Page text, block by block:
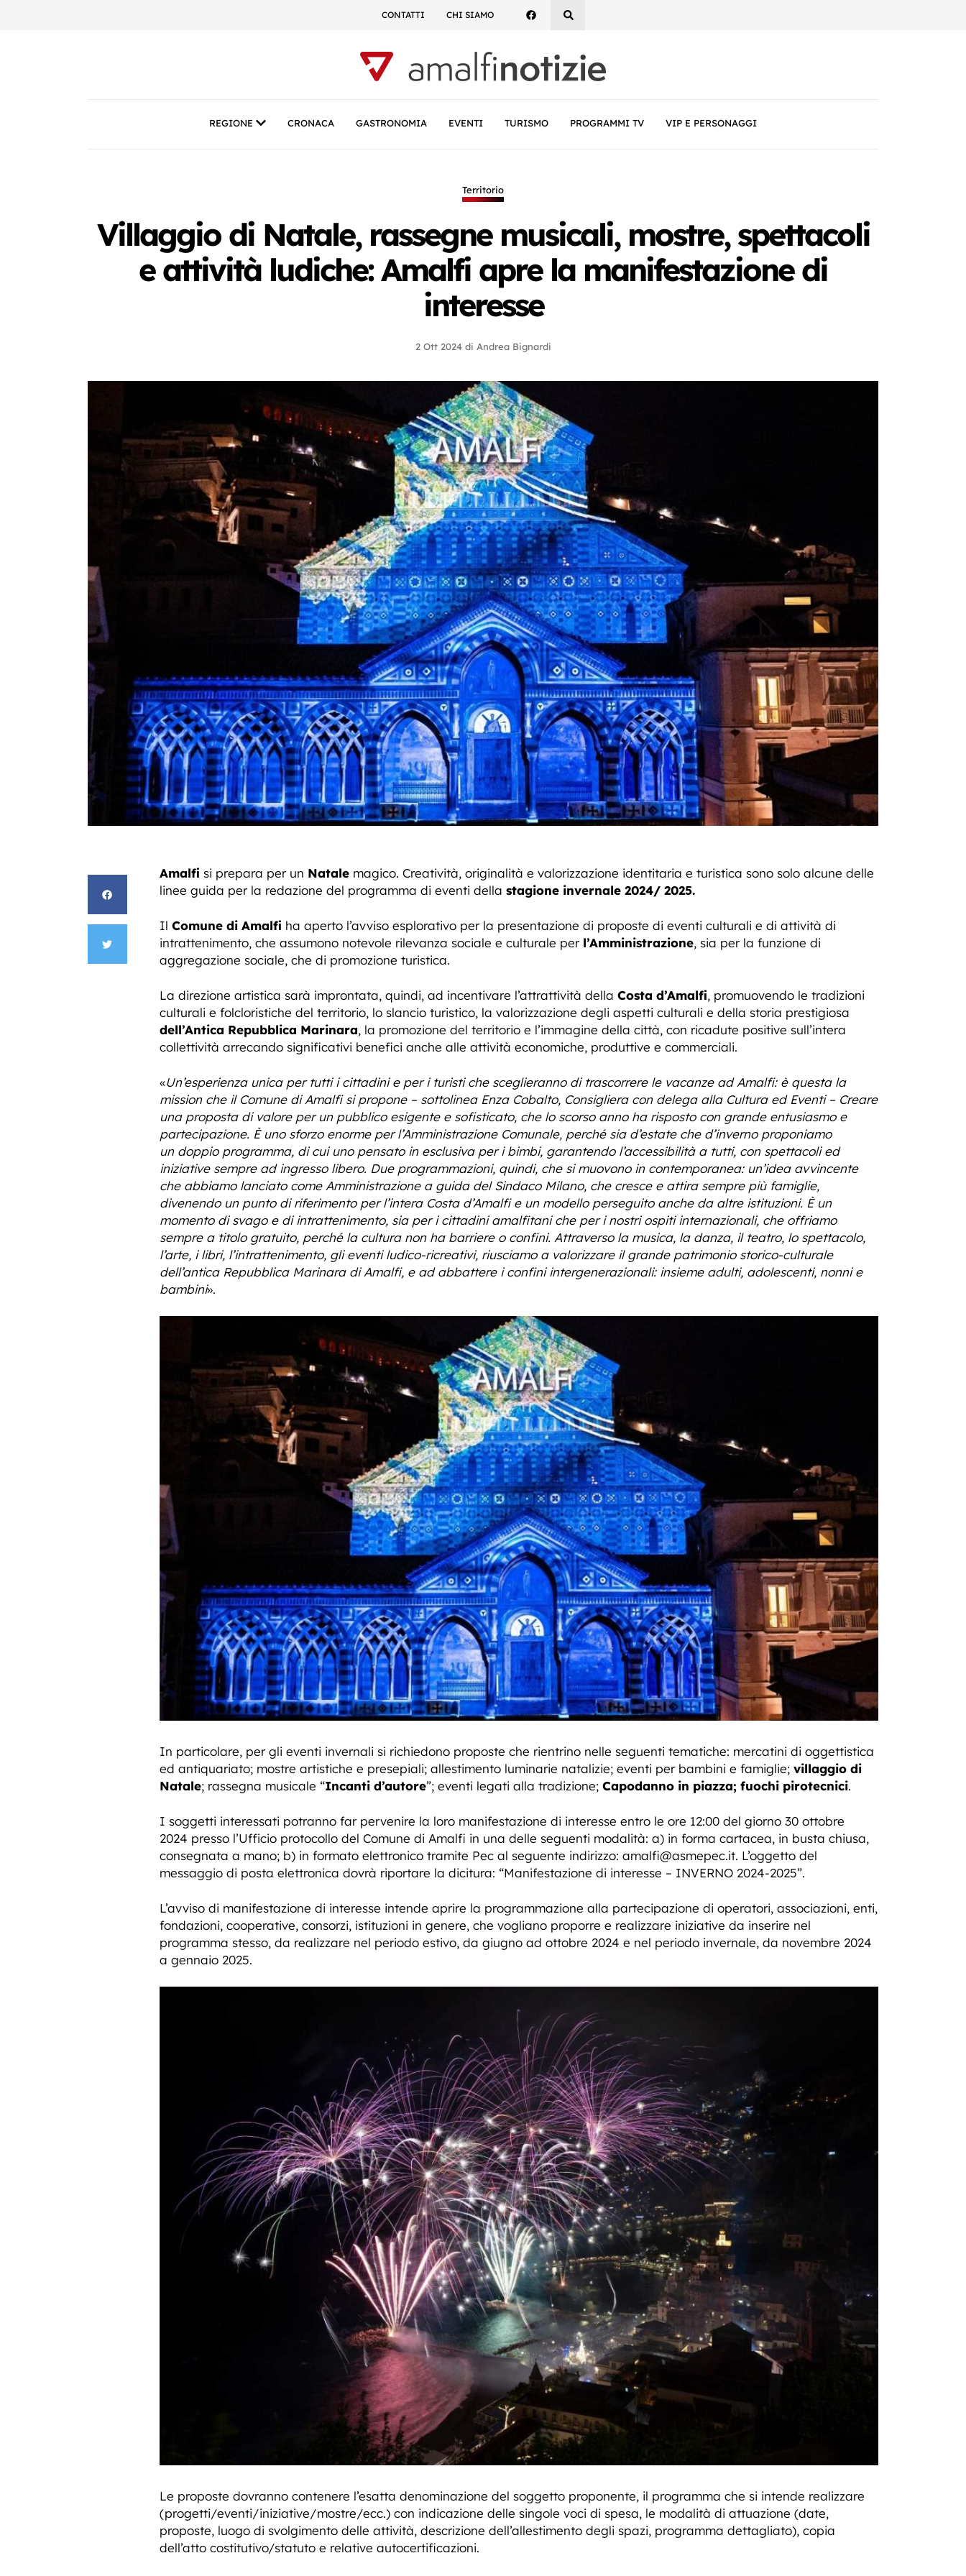
CONTATTI CHI SIAMO
REGIONE CRONACA GASTRONOMIA EVENTI TURISMO PROGRAMMI TV VIP E PERSONAGGI
Territorio
Villaggio di Natale, rassegne musicali, mostre, spettacoli
e attività ludiche: Amalfi apre la manifestazione di
interesse
2 Ott 2024 di Andrea Bignardi
Amalfi si prepara per un Natale magico. Creatività, originalità e valorizzazione identitaria e turistica sono solo alcune delle
linee guida per la redazione del programma di eventi della stagione invernale 2024/ 2025.
Il Comune di Amalfi ha aperto l’avviso esplorativo per la presentazione di proposte di eventi culturali e di attività di
intrattenimento, che assumono notevole rilevanza sociale e culturale per l’Amministrazione, sia per la funzione di
aggregazione sociale, che di promozione turistica.
La direzione artistica sarà improntata, quindi, ad incentivare l’attrattività della Costa d’Amalfi, promuovendo le tradizioni
culturali e folcloristiche del territorio, lo slancio turistico, la valorizzazione degli aspetti culturali e della storia prestigiosa
dell’Antica Repubblica Marinara, la promozione del territorio e l’immagine della città, con ricadute positive sull’intera
collettività arrecando significativi benefici anche alle attività economiche, produttive e commerciali.
«Un’esperienza unica per tutti i cittadini e per i turisti che sceglieranno di trascorrere le vacanze ad Amalfi: è questa la
mission che il Comune di Amalfi si propone – sottolinea Enza Cobalto, Consigliera con delega alla Cultura ed Eventi – Creare
una proposta di valore per un pubblico esigente e sofisticato, che lo scorso anno ha risposto con grande entusiasmo e
partecipazione. È uno sforzo enorme per l’Amministrazione Comunale, perché sia d’estate che d’inverno proponiamo
un doppio programma, di cui uno pensato in esclusiva per i bimbi, garantendo l’accessibilità a tutti, con spettacoli ed
iniziative sempre ad ingresso libero. Due programmazioni, quindi, che si muovono in contemporanea: un’idea avvincente
che abbiamo lanciato come Amministrazione a guida del Sindaco Milano, che cresce e attira sempre più famiglie,
divenendo un punto di riferimento per l’intera Costa d’Amalfi e un modello perseguito anche da altre istituzioni. È un
momento di svago e di intrattenimento, sia per i cittadini amalfitani che per i nostri ospiti internazionali, che offriamo
sempre a titolo gratuito, perché la cultura non ha barriere o confini. Attraverso la musica, la danza, il teatro, lo spettacolo,
l’arte, i libri, l’intrattenimento, gli eventi ludico-ricreativi, riusciamo a valorizzare il grande patrimonio storico-culturale
dell’antica Repubblica Marinara di Amalfi, e ad abbattere i confini intergenerazionali: insieme adulti, adolescenti, nonni e
bambini».
In particolare, per gli eventi invernali si richiedono proposte che rientrino nelle seguenti tematiche: mercatini di oggettistica
ed antiquariato; mostre artistiche e presepiali; allestimento luminarie natalizie; eventi per bambini e famiglie; villaggio di
Natale; rassegna musicale “Incanti d’autore”; eventi legati alla tradizione; Capodanno in piazza; fuochi pirotecnici.
I soggetti interessati potranno far pervenire la loro manifestazione di interesse entro le ore 12:00 del giorno 30 ottobre
2024 presso l’Ufficio protocollo del Comune di Amalfi in una delle seguenti modalità: a) in forma cartacea, in busta chiusa,
consegnata a mano; b) in formato elettronico tramite Pec al seguente indirizzo: amalfi@asmepec.it. L’oggetto del
messaggio di posta elettronica dovrà riportare la dicitura: “Manifestazione di interesse – INVERNO 2024-2025”.
L’avviso di manifestazione di interesse intende aprire la programmazione alla partecipazione di operatori, associazioni, enti,
fondazioni, cooperative, consorzi, istituzioni in genere, che vogliano proporre e realizzare iniziative da inserire nel
programma stesso, da realizzare nel periodo estivo, da giugno ad ottobre 2024 e nel periodo invernale, da novembre 2024
a gennaio 2025.
Le proposte dovranno contenere l’esatta denominazione del soggetto proponente, il programma che si intende realizzare
(progetti/eventi/iniziative/mostre/ecc.) con indicazione delle singole voci di spesa, le modalità di attuazione (date,
proposte, luogo di svolgimento delle attività, descrizione dell’allestimento degli spazi, programma dettagliato), copia
dell’atto costitutivo/statuto e relative autocertificazioni.